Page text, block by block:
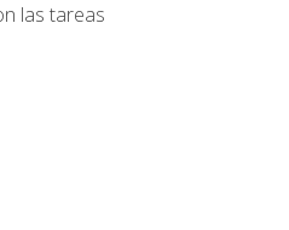
las tareas